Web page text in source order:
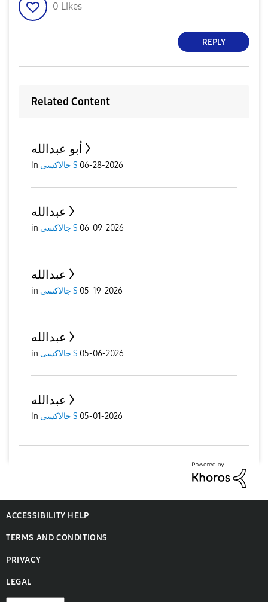
0 Likes
REPLY
Related Content
أبو عبدالله
in جالاكسى S 06-28-2026
عبدالله
in جالاكسى S 06-09-2026
عبدالله
in جالاكسى S 05-19-2026
عبدالله
in جالاكسى S 05-06-2026
عبدالله
in جالاكسى S 05-01-2026
ACCESSIBILITY HELP
TERMS AND CONDITIONS
PRIVACY
LEGAL